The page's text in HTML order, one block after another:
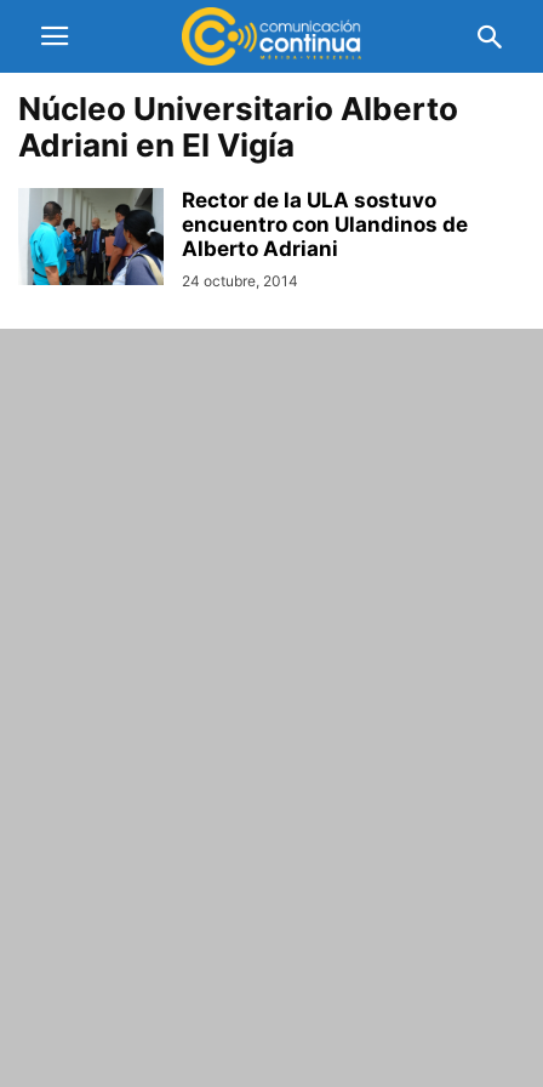
Núcleo Universitario Alberto
Adriani en El Vigía
Rector de la ULA sostuvo
encuentro con Ulandinos de
Alberto Adriani
24 octubre, 2014